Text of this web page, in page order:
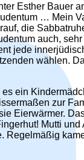
Esther Bauer
… Mein
die
auch,
jede
wählen.
ein
zur
Eierwärmer.
Mutti